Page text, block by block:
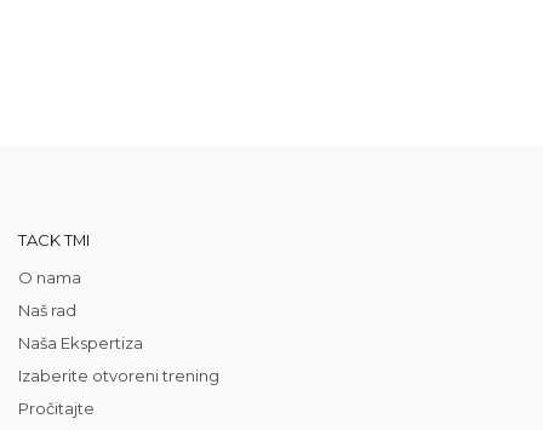
TACK TMI
O nama
Naš rad
Naša Ekspertiza
Izaberite otvoreni trening
Pročitajte